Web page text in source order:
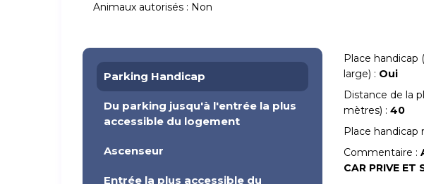
Animaux autorisés : Non
Parking Handicap
Du parking jusqu'à l'entrée la plus
accessible du logement
Ascenseur
Entrée la plus accessible du
Place handicap
large) : Oui
Distance de la
mètres) : 40
Place handicap
Commentaire :
CAR PRIVE ET